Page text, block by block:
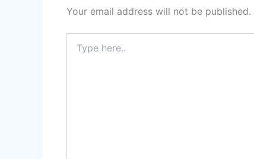
Your email address will not be published.
here..